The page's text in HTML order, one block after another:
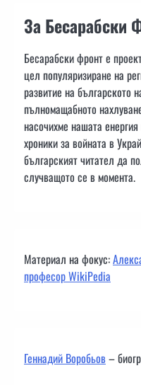
За Бесарабски
Бесарабски фронт е
цел популяризиране на
развитие на българското
пълномащабното
насочихме нашата
хроники за войната в
българският читател да
случващото се в момента.
Материал на фокус:
професор WikiPedia
Геннадий Воробьов–